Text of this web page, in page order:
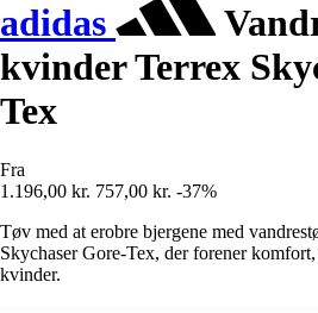
adidas
kvinder Terrex
Tex
Fra
1.196,00 kr. 757,00 kr. -37%
Tøv med at erobre bjergene med
Skychaser Gore-Tex, der forener
kvinder.